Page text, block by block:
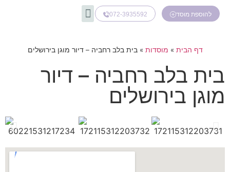
להוספת מוסד 072-3935592
דף הבית » מוסדות »בית בלב רחביה – דיור מוגן בירושלים
בית בלב רחביה – דיור
מוגן בירושלים